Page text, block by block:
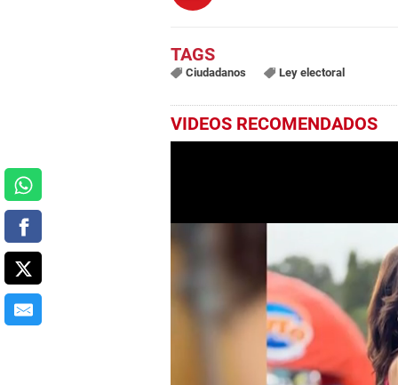
Ciudadanos Ley electoral
VIDEOS RECOMENDADOS